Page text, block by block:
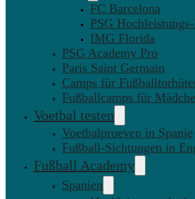
FC Barcelona
PSG
IMG Florida
PSG Academy Pro
Paris Saint Germain
Camps für
Fußballcamps für
Voetbal testen
Voetbalproeven in Spanje
Fußball-Sichtungen in
Fußball Academy
Spanien